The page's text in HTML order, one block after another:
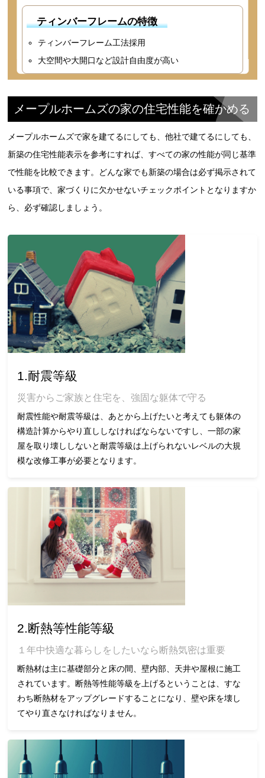
ティンバーフレームの特徴
ティンバーフレーム工法採用
大空間や大開口など設計自由度が高い
メープルホームズの家の住宅性能を確かめる
メープルホームズで家を建てるにしても、他社で建てるにしても、
新築の住宅性能表示を参考にすれば、すべての家の性能が同じ基準
で性能を比較できます。どんな家でも新築の場合は必ず掲示されて
いる事項で、家づくりに欠かせないチェックポイントとなりますか
ら、必ず確認しましょう。
1.耐震等級
災害からご家族と住宅を、強固な躯体で守る
耐震性能や耐震等級は、あとから上げたいと考えても躯体の
構造計算からやり直ししなければならないですし、一部の家
屋を取り壊ししないと耐震等級は上げられないレベルの大規
模な改修工事が必要となります。
2.断熱等性能等級
１年中快適な暮らしをしたいなら断熱気密は重要
断熱材は主に基礎部分と床の間、壁内部、天井や屋根に施工
されています。断熱等性能等級を上げるということは、すな
わち断熱材をアップグレードすることになり、壁や床を壊し
てやり直さなければなりません。